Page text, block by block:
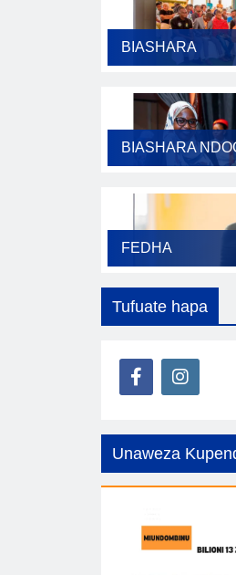
BIASHARA
BIASHARA
FEDHA
Tufuate hapa
Unaweza